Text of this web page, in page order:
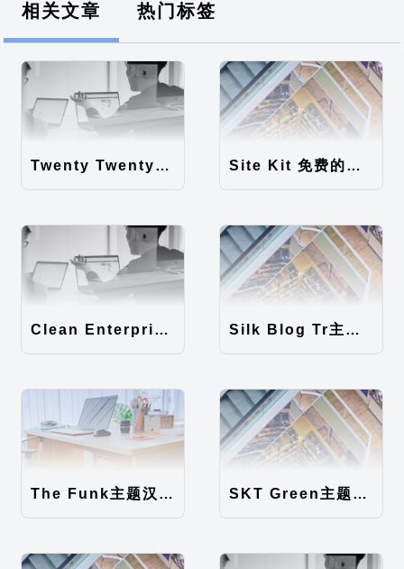
相关文章 热门标签
Twenty Twenty-Five 免费的WordPress内容主题 Site Kit 免费的WordPress数据统计插件
Clean Enterprise主题汉化包 Silk Blog Tr主题汉化包
The Funk主题汉化包 SKT Green主题汉化包